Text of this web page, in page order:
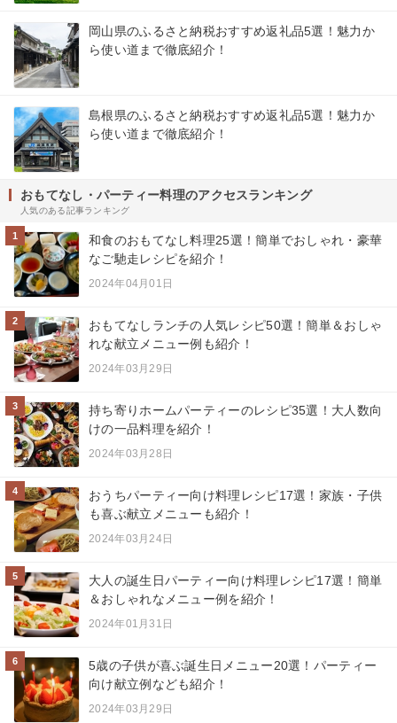
岡山県のふるさと納税おすすめ返礼品5選！魅力か
ら使い道まで徹底紹介！
島根県のふるさと納税おすすめ返礼品5選！魅力か
ら使い道まで徹底紹介！
おもてなし・パーティー料理のアクセスランキング
人気のある記事ランキング
1
和食のおもてなし料理25選！簡単でおしゃれ・豪華
なご馳走レシピを紹介！
2024年04月01日
2
おもてなしランチの人気レシピ50選！簡単＆おしゃ
れな献立メニュー例も紹介！
2024年03月29日
3
持ち寄りホームパーティーのレシピ35選！大人数向
けの一品料理を紹介！
2024年03月28日
4
おうちパーティー向け料理レシピ17選！家族・子供
も喜ぶ献立メニューも紹介！
2024年03月24日
5
大人の誕生日パーティー向け料理レシピ17選！簡単
＆おしゃれなメニュー例を紹介！
2024年01月31日
6
5歳の子供が喜ぶ誕生日メニュー20選！パーティー
向け献立例なども紹介！
2024年03月29日